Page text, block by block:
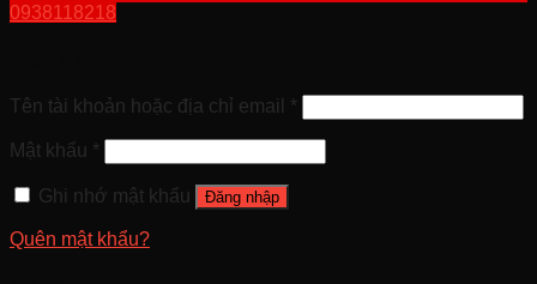
0938118218
Tên tài khoản hoặc địa chỉ email *
Mật khẩu *
Ghi nhớ mật khẩu Đăng nhập
Quên mật khẩu?